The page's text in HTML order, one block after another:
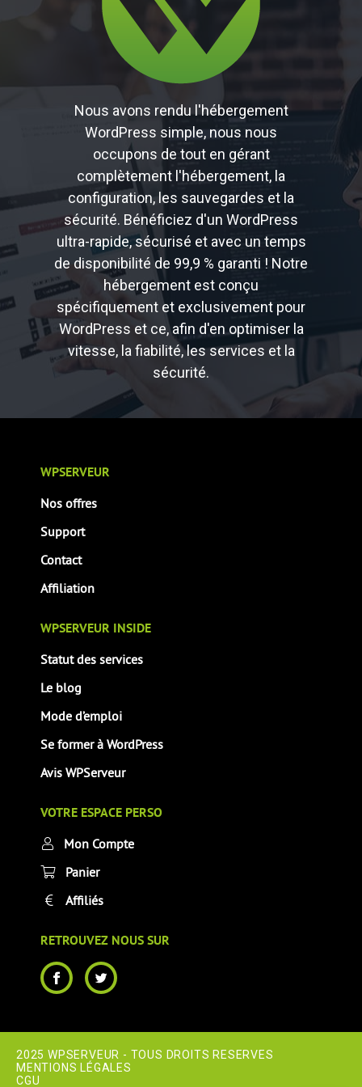
Nous avons rendu l'hébergement
WordPress simple, nous nous
occupons de tout en gérant
complètement l'hébergement, la
configuration, les sauvegardes et la
sécurité. Bénéficiez d'un WordPress
ultra-rapide, sécurisé et avec un temps
de disponibilité de 99,9 % garanti ! Notre
hébergement est conçu
spécifiquement et exclusivement pour
WordPress et ce, afin d'en optimiser la
vitesse, la fiabilité, les services et la
sécurité.
WPSERVEUR
Nos offres
Support
Contact
Affiliation
WPSERVEUR INSIDE
Statut des services
Le blog
Mode d’emploi
Se former à WordPress
Avis WPServeur
VOTRE ESPACE PERSO
Mon Compte
Panier
Affiliés
RETROUVEZ NOUS SUR
2025 WPSERVEUR - TOUS DROITS RESERVES
MENTIONS LÉGALES
CGU